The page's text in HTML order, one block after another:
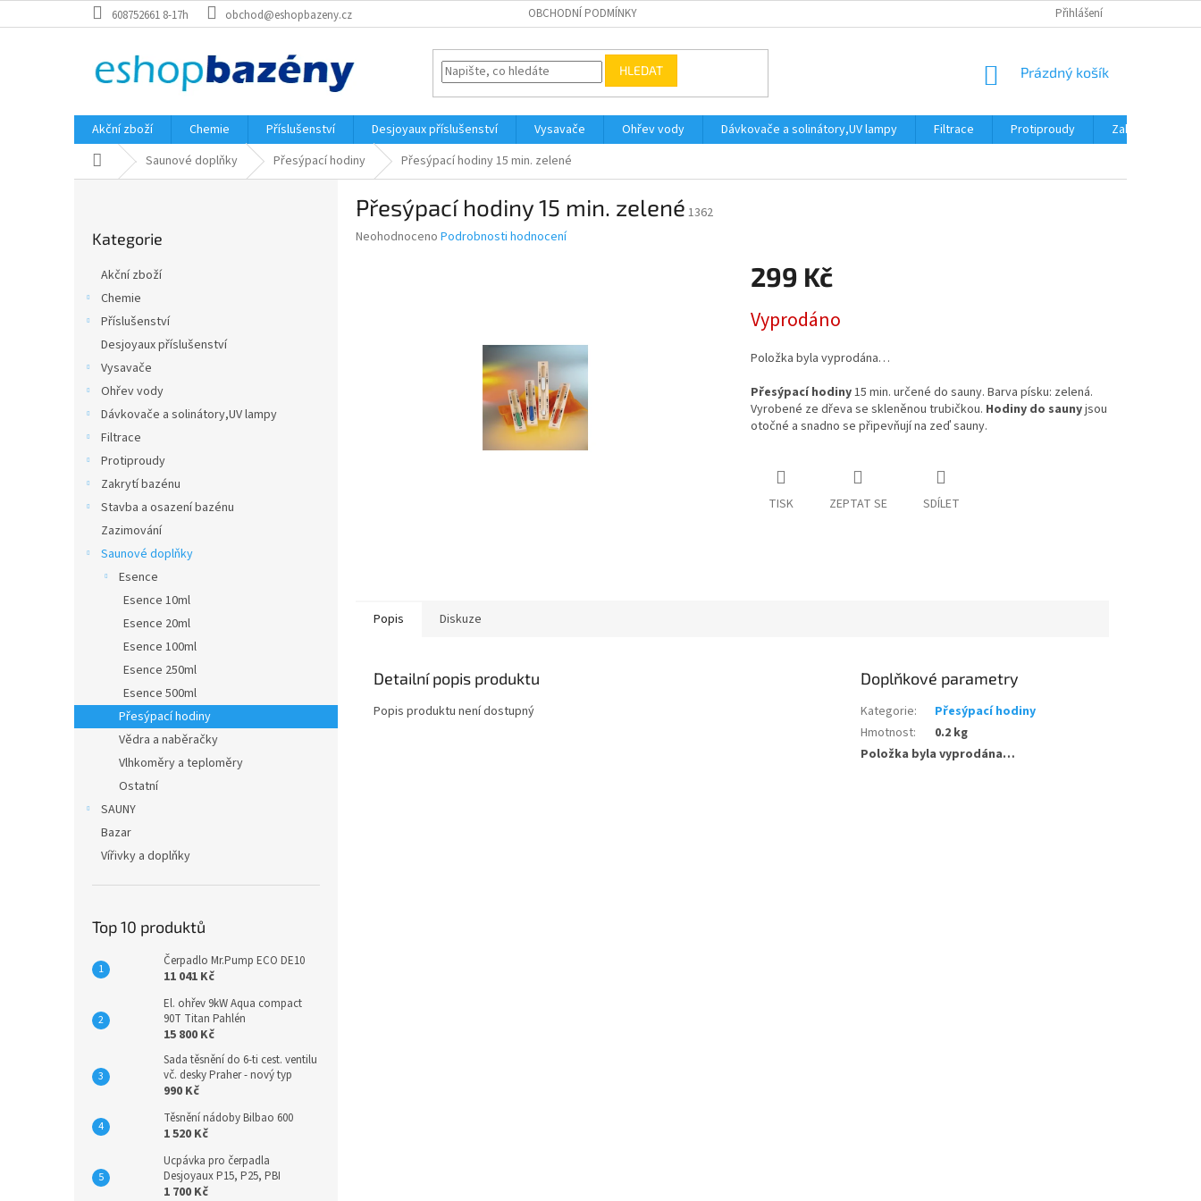
na
608752661 8-17h obchod@eshopbazeny.cz OBCHODNÍ PODMÍNKY Přihlášení
HLEDAT
NÁKUPNÍ
Prázdný košík
Akční zboží Chemie Příslušenství Desjoyaux příslušenství Vysavače Ohřev vody Dávkovače a solinátory,UV lampy Filtrace Protiproudy
Zakrytí bazénu
Domů Saunové doplňky Přesýpací hodiny Přesýpací hodiny 15 min. zelené
kategorie
Kategorie
Akční zboží
Chemie
Příslušenství
Desjoyaux příslušenství
Vysavače
Ohřev vody
Dávkovače a solinátory,UV lampy
Filtrace
Protiproudy
Zakrytí bazénu
Stavba a osazení bazénu
Zazimování
Saunové doplňky
Esence
Esence 10ml
Esence 20ml
Esence 100ml
Esence 250ml
Esence 500ml
Přesýpací hodiny
Vědra a naběračky
Vlhkoměry a teploměry
Ostatní
SAUNY
Bazar
Vířivky a doplňky
Top 10 produktů
Čerpadlo Mr.Pump ECO DE10
11 041 Kč
El. ohřev 9kW Aqua compact
90T Titan Pahlén
15 800 Kč
Sada těsnění do 6-ti cest. ventilu
vč. desky Praher - nový typ
990 Kč
Těsnění nádoby Bilbao 600
1 520 Kč
Ucpávka pro čerpadla
Desjoyaux P15, P25, PBI
1 700 Kč
Přesýpací hodiny 15 min. zelené 1362
Průměrné
Neohodnoceno Podrobnosti hodnocení
299 Kč
cena:
Vyprodáno
Položka byla vyprodána…
Přesýpací hodiny15 min. určené do sauny. Barva písku: zelená.
Vyrobené ze dřeva se skleněnou trubičkou. Hodiny do saunyjsou
otočné a snadno se připevňují na zeď sauny.
TISK ZEPTAT SE SDÍLET
Popis Diskuze
Detailní popis produktu
Popis produktu není dostupný
Doplňkové parametry
Kategorie:
Přesýpací hodiny
Hmotnost:
0.2 kg
Položka byla vyprodána…